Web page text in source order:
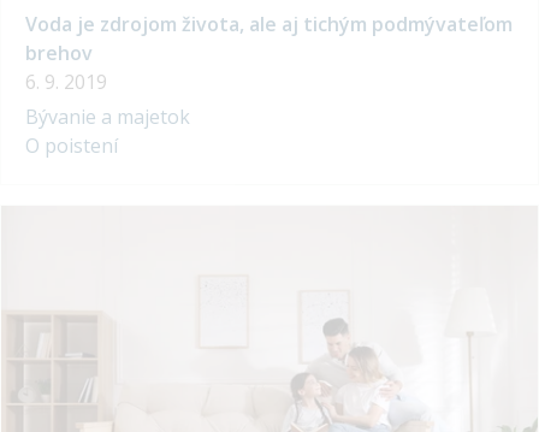
Voda je zdrojom života, ale aj tichým podmývateľom
brehov
6. 9. 2019
Bývanie a majetok
O poistení